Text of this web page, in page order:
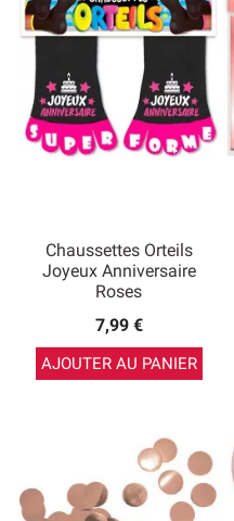
Chaussettes Orteils
Joyeux Anniversaire
Roses
7,99 €
AJOUTER AU PANIER